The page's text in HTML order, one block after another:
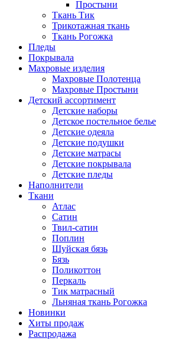
Простыни
Ткань Тик
Трикотажная ткань
Ткань Рогожка
Пледы
Покрывала
Махровые изделия
Махровые Полотенца
Махровые Простыни
Детский ассортимент
Детские наборы
Детское постельное белье
Детские одеяла
Детские подушки
Детские матрасы
Детские покрывала
Детские пледы
Наполнители
Ткани
Атлас
Сатин
Твил-сатин
Поплин
Шуйская бязь
Бязь
Поликоттон
Перкаль
Тик матрасный
Льняная ткань Рогожка
Новинки
Хиты продаж
Распродажа